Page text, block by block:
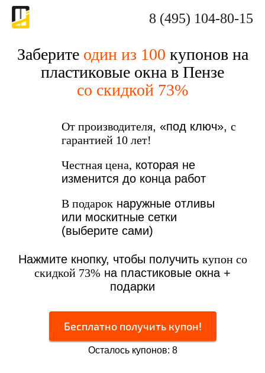
8 (495) 104-80-15
Заберите один из 100 купонов на
пластиковые окна в Пензе
со скидкой 73%
От производителя, «под ключ», с
гарантией 10 лет!
Честная цена, которая не
изменится до конца работ
В подарок наружные отливы
или москитные сетки
(выберите сами)
Нажмите кнопку, чтобы получить купон со
скидкой 73% на пластиковые окна +
подарки
Бесплатно получить купон!
Осталось купонов: 8